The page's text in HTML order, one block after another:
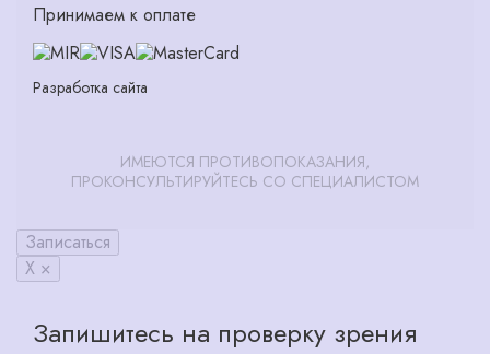
Принимаем к оплате
Разработка сайта
ИМЕЮТСЯ ПРОТИВОПОКАЗАНИЯ,
ПРОКОНСУЛЬТИРУЙТЕСЬ СО СПЕЦИАЛИСТОМ
Записаться
X ×
Запишитесь на проверку зрения